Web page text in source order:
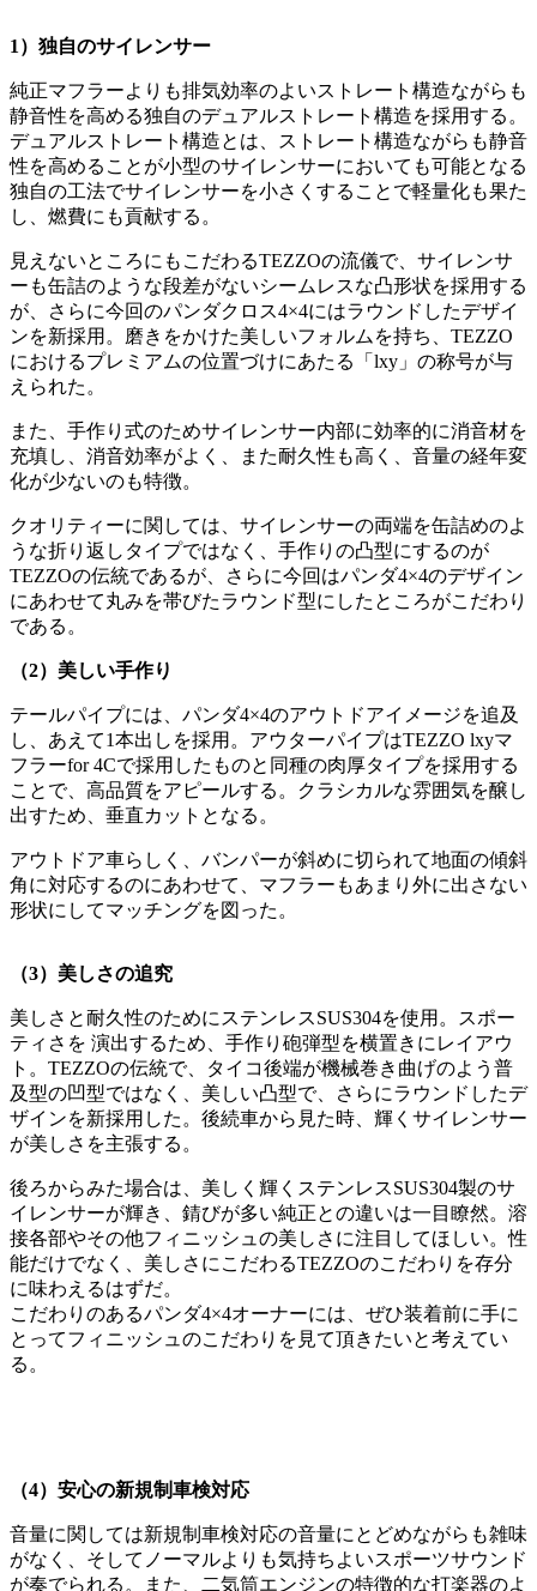
1）独自のサイレンサー
純正マフラーよりも排気効率のよいストレート構造ながらも
静音性を高める独自のデュアルストレート構造を採用する。
デュアルストレート構造とは、ストレート構造ながらも静音
性を高めることが小型のサイレンサーにおいても可能となる
独自の工法でサイレンサーを小さくすることで軽量化も果た
し、燃費にも貢献する。
見えないところにもこだわるTEZZOの流儀で、サイレンサ
ーも缶詰のような段差がないシームレスな凸形状を採用する
が、さらに今回のパンダクロス4×4にはラウンドしたデザイ
ンを新採用。磨きをかけた美しいフォルムを持ち、TEZZO
におけるプレミアムの位置づけにあたる「lxy」の称号が与
えられた。
また、手作り式のためサイレンサー内部に効率的に消音材を
充填し、消音効率がよく、また耐久性も高く、音量の経年変
化が少ないのも特徴。
クオリティーに関しては、サイレンサーの両端を缶詰めのよ
うな折り返しタイプではなく、手作りの凸型にするのが
TEZZOの伝統であるが、さらに今回はパンダ4×4のデザイン
にあわせて丸みを帯びたラウンド型にしたところがこだわり
である。
（2）美しい手作り
テールパイプには、パンダ4×4のアウトドアイメージを追及
し、あえて1本出しを採用。アウターパイプはTEZZO lxyマ
フラーfor 4Cで採用したものと同種の肉厚タイプを採用する
ことで、高品質をアピールする。クラシカルな雰囲気を醸し
出すため、垂直カットとなる。
アウトドア車らしく、バンパーが斜めに切られて地面の傾斜
角に対応するのにあわせて、マフラーもあまり外に出さない
形状にしてマッチングを図った。
（3）美しさの追究
美しさと耐久性のためにステンレスSUS304を使用。スポー
ティさを 演出するため、手作り砲弾型を横置きにレイアウ
ト。TEZZOの伝統で、タイコ後端が機械巻き曲げのよう普
及型の凹型ではなく、美しい凸型で、さらにラウンドしたデ
ザインを新採用した。後続車から見た時、輝くサイレンサー
が美しさを主張する。
後ろからみた場合は、美しく輝くステンレスSUS304製のサ
イレンサーが輝き、錆びが多い純正との違いは一目瞭然。溶
接各部やその他フィニッシュの美しさに注目してほしい。性
能だけでなく、美しさにこだわるTEZZOのこだわりを存分
に味わえるはずだ。
こだわりのあるパンダ4×4オーナーには、ぜひ装着前に手に
とってフィニッシュのこだわりを見て頂きたいと考えてい
る。
（4）安心の新規制車検対応
音量に関しては新規制車検対応の音量にとどめながらも雑味
がなく、そしてノーマルよりも気持ちよいスポーツサウンド
が奏でられる。また、二気筒エンジンの特徴的な打楽器のよ